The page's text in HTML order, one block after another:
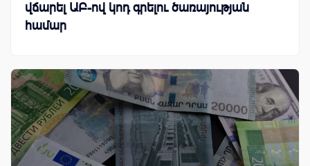
վճարել ԱԲ-ով կոդ գրելու ծառայության
համար